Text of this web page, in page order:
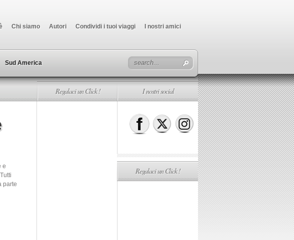
Chi siamo Autori Condividi i tuoi viaggi I nostri amici
Sud America
e
parte
Regalaci un Click ! I nostri social
Regalaci un Click !